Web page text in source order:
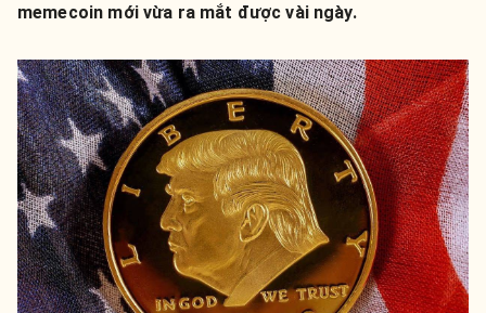
memecoin mới vừa ra mắt được vài ngày.